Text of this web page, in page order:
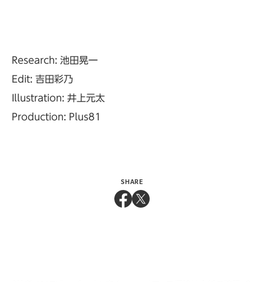
Research: 池田晃一
Edit: 吉田彩乃
Illustration: 井上元太
Production: Plus81
SHARE